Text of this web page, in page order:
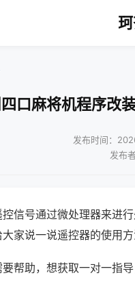
口麻将机程序改
发布时间：
发布
信号通过微处理器来进
家说一说遥控器的使用方
帮助，想获取一对一指